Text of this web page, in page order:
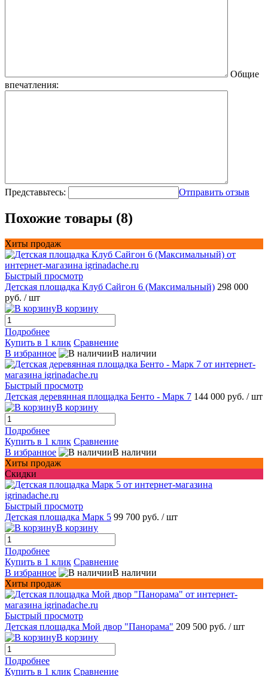
Общие
впечатления:
Представьтесь: Отправить отзыв
Похожие товары (8)
Хиты продаж
Быстрый просмотр
Детская площадка Клуб Сайгон 6 (Максимальный) 298 000
руб. / шт
В корзину
Подробнее
Купить в 1 клик Сравнение
В избранное
В наличии
Быстрый просмотр
Детская деревянная площадка Бенто - Марк 7 144 000 руб. / шт
В корзину
Подробнее
Купить в 1 клик Сравнение
В избранное
В наличии
Хиты продаж
Скидки
Быстрый просмотр
Детская площадка Марк 5 99 700 руб. / шт
В корзину
Подробнее
Купить в 1 клик Сравнение
В избранное
В наличии
Хиты продаж
Быстрый просмотр
Детская площадка Mой двор "Панорама" 209 500 руб. / шт
В корзину
Подробнее
Купить в 1 клик Сравнение